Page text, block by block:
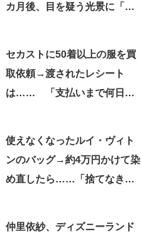
カ月後、目を疑う光景に「ヤ
セカストに50着以上の服を買
取依頼→渡されたレシート
は…… 「支払いまで何日か
使えなくなったルイ・ヴィト
ンのバッグ→約4万円かけて染
め直したら……「捨てなきゃ
仲里依紗、ディズニーランド